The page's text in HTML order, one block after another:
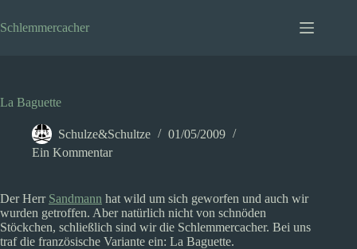
Inhalt
springen
Schlemmercacher
La Baguette
Schulze&Schultze
01/05/2009
Ein Kommentar
Der Herr Sandmann hat wild um sich geworfen und auch wir
wurden getroffen. Aber natürlich nicht von schnöden
Stöckchen, schließlich sind wir die Schlemmercacher. Bei uns
traf die französische Variante ein: La Baguette.